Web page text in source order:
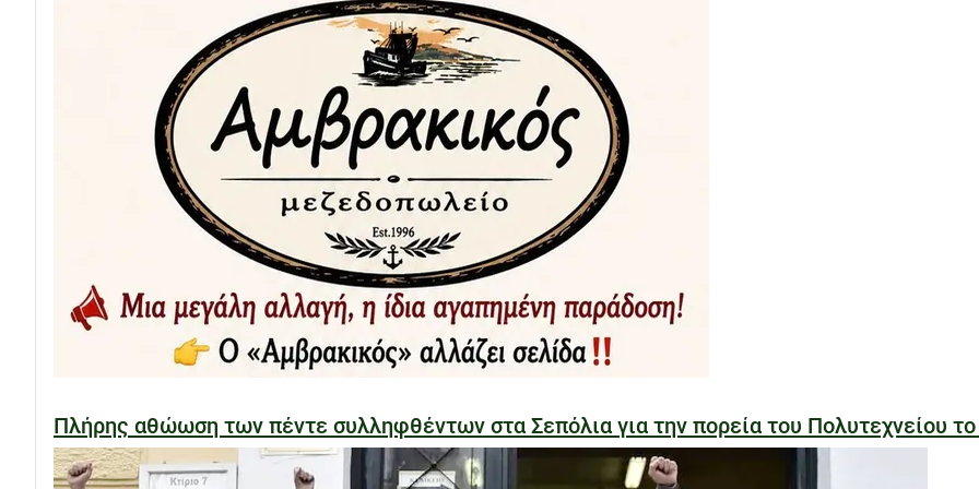
Πλήρης αθώωση των πέντε συλληφθέντων στα Σεπόλια για την πορεία του Πολυτεχνείου